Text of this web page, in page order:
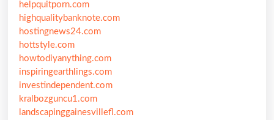
helpquitporn.com
highqualitybanknote.com
hostingnews24.com
hottstyle.com
howtodiyanything.com
inspiringearthlings.com
investindependent.com
kralbozguncu1.com
landscapinggainesvillefl.com